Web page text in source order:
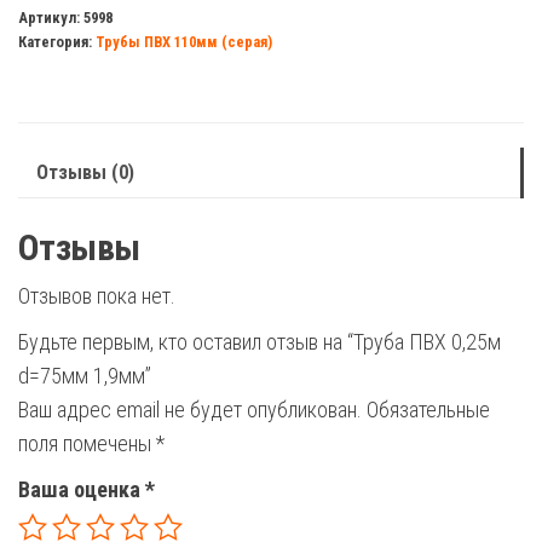
ПВХ
0,25м
Артикул: 5998
Категория: Трубы ПВХ 110мм (серая)
Отзывы (0)
Отзывы
Отзывов пока нет.
Будьте первым, кто оставил отзыв на “Труба ПВХ 0,25м
d=75мм 1,9мм”
Ваш адрес email не будет опубликован. Обязательные
поля помечены *
Ваша оценка *